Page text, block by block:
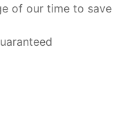
of our time to save